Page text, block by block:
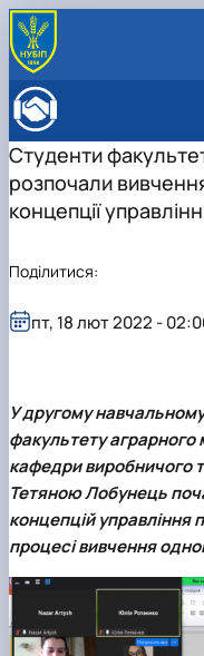
ОСВІТНЯ
Розклад
Виховна
ВСТУПНИКУ
Загальна
Бакалавр
МІЖНАРОДНА
Program in
Студенти
розпочали
концепції
У другому
факультету
кафедри виробничого
Тетяною Лобунець
концепцій управління
процесі вивчення
пт, 18 лют 2022 -
Поділитися: